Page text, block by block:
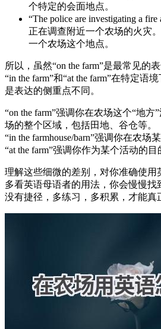
个特定的会面地点。
“The police are investigating a
正在调查附近一个农场的火灾
一个农场这个地点。
所以，虽然“on the farm”是最常见的
“in the farm”和“at the farm”在特定语
是表达的侧重点不同。
“on the farm”强调你在农场这个“地
场的整个区域，包括田地、谷仓等。
“in the farmhouse/barn”强调你在农场
“at the farm”强调你作为某个活动的目
理解这些细微的差别，对你准确使用
多看英语母语者的用法，你会慢慢找
没有捷径，多练习，多积累，才能真